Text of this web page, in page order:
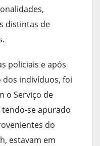
distintas de
policiais e após
indivíduos, foi
o Serviço de
se apurado
do
estavam em